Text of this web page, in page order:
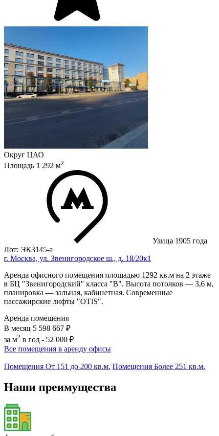
Округ ЦАО
Площадь 1 292 м2
Улица 1905 года
Лот: ЭК3145-a
г. Москва, ул. Звенигородское ш., д. 18/20к1
Аренда офисного помещения площадью 1292 кв.м на 2 этаже
в БЦ "Звенигородский" класса "В". Высота потолков — 3,6 м,
планировка — зальная, кабинетная. Современные
пассажирские лифты "OTIS".
Аренда помещения
В месяц 5 598 667 ₽
за м2 в год - 52 000 ₽
Все помещения в аренду офисы
Помещения От 151 до 200 кв.м. Помещения Более 251 кв.м.
Наши преимущества